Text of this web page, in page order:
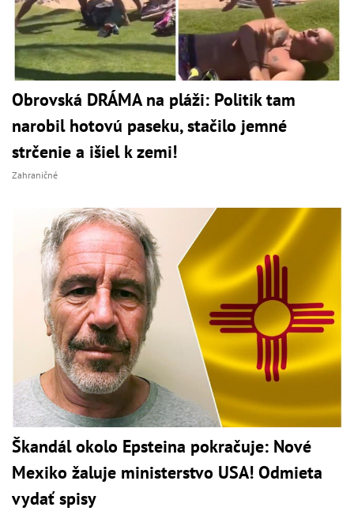
Obrovská DRÁMA na pláži: Politik tam
narobil hotovú paseku, stačilo jemné
strčenie a išiel k zemi!
Zahraničné
Škandál okolo Epsteina pokračuje: Nové
Mexiko žaluje ministerstvo USA! Odmieta
vydať spisy